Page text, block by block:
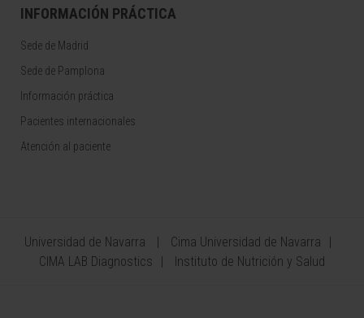
INFORMACIÓN PRÁCTICA
Sede de Madrid
Sede de Pamplona
Información práctica
Pacientes internacionales
Atención al paciente
Universidad de Navarra
Cima Universidad de Navarra
CIMA LAB Diagnostics
Instituto de Nutrición y Salud